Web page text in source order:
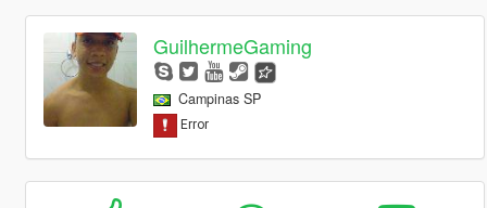
GuilhermeGaming
Campinas SP